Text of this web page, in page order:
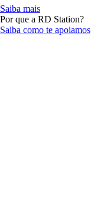
Saiba mais
Por que a RD Station?
Saiba como te apoiamos